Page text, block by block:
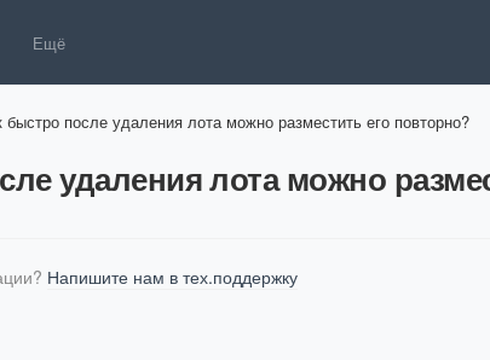
Ещё
быстро после удаления лота можно разместить его повторно?
удаления лота можно
Напишите нам в тех.поддержку